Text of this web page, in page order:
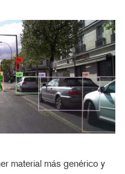
material más genérico y